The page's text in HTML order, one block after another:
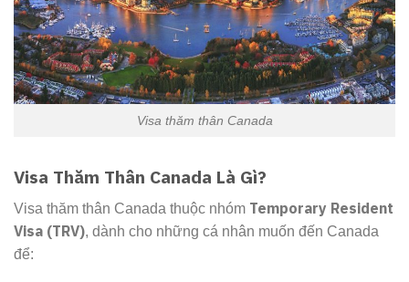
Visa thăm thân Canada
Visa Thăm Thân Canada Là Gì?
Visa thăm thân Canada thuộc nhóm Temporary Resident
Visa (TRV), dành cho những cá nhân muốn đến Canada
để: